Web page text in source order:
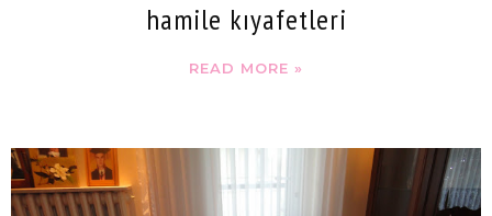
hamile kıyafetleri
READ MORE »